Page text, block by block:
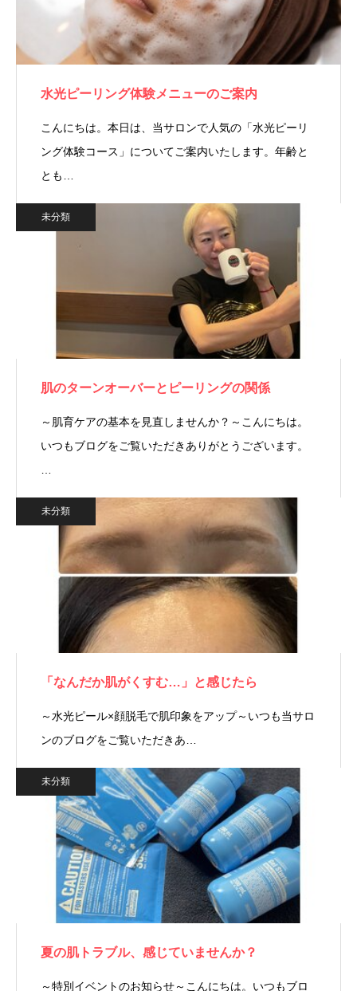
水光ピーリング体験メニューのご案内
こんにちは。本日は、当サロンで人気の「水光ピーリ
ング体験コース」についてご案内いたします。年齢と
とも…
未分類
肌のターンオーバーとピーリングの関係
～肌育ケアの基本を見直しませんか？～こんにちは。
いつもブログをご覧いただきありがとうございます。
未分類
「なんだか肌がくすむ…」と感じたら
～水光ピール×顔脱毛で肌印象をアップ～いつも当サロ
ンのブログをご覧いただきあ…
未分類
夏の肌トラブル、感じていませんか？
～特別イベントのお知らせ～こんにちは。いつもブロ